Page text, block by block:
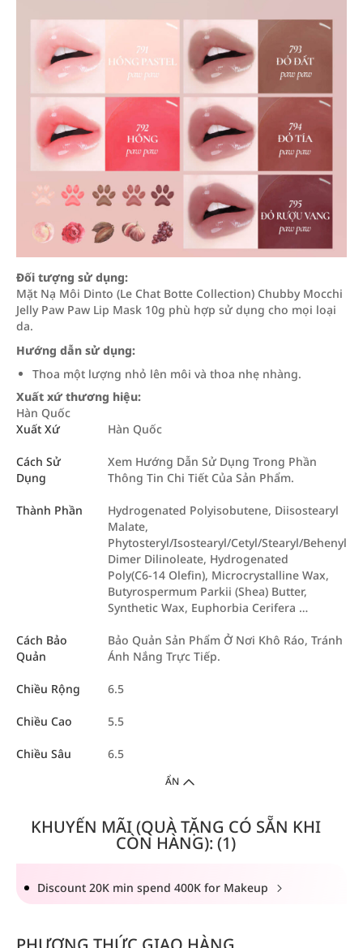
Đối tượng sử dụng:
Mặt Nạ Môi Dinto (Le Chat Botte Collection) Chubby Mocchi
Jelly Paw Paw Lip Mask 10g phù hợp sử dụng cho mọi loại
da.
Hướng dẫn sử dụng:
Thoa một lượng nhỏ lên môi và thoa nhẹ nhàng.
Xuất xứ thương hiệu:
Hàn Quốc
Xuất Xứ
Hàn Quốc
Cách Sử
Dụng
Xem Hướng Dẫn Sử Dụng Trong Phần
Thông Tin Chi Tiết Của Sản Phẩm.
Thành Phần
Hydrogenated Polyisobutene, Diisostearyl
Malate,
Phytosteryl/Isostearyl/Cetyl/Stearyl/Behenyl
Dimer Dilinoleate, Hydrogenated
Poly(C6‑14 Olefin), Microcrystalline Wax,
Butyrospermum Parkii (Shea) Butter,
Synthetic Wax, Euphorbia Cerifera …
Cách Bảo
Quản
Bảo Quản Sản Phẩm Ở Nơi Khô Ráo, Tránh
Ánh Nắng Trực Tiếp.
Chiều Rộng 6.5
Chiều Cao 5.5
Chiều Sâu 6.5
ẨN
KHUYẾN MÃI (QUÀ TẶNG CÓ SẴN KHI
CÒN HÀNG): (1)
Discount 20K min spend 400K for Makeup